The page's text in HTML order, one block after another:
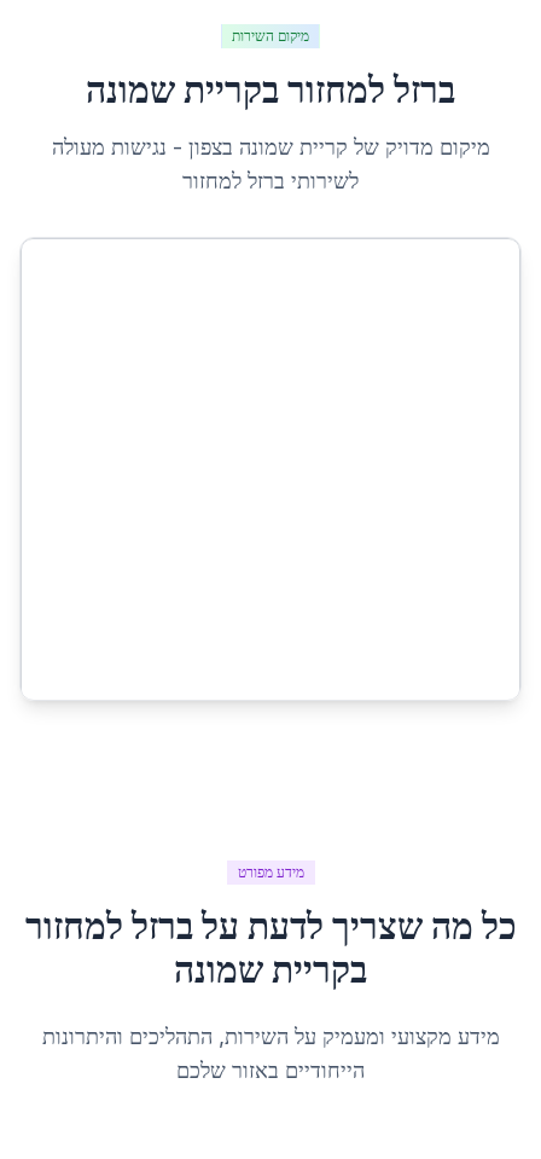
מיקום השירות
ברזל למחזורבקריית שמונה
מיקום מדויק של קריית שמונה בצפון - נגישות מעולה
לשירותי ברזל למחזור
מידע מפורט
כל מה שצריך לדעת עלברזל למחזור
בקריית שמונה
מידע מקצועי ומעמיק על השירות, התהליכים והיתרונות
הייחודיים באזור שלכם